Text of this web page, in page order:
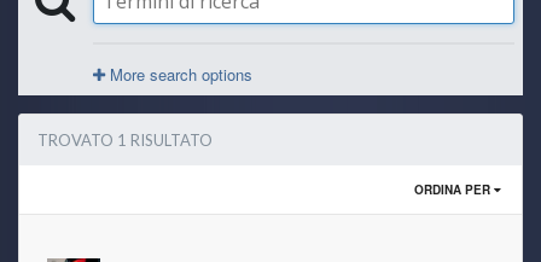
More search options
TROVATO 1 RISULTATO
ORDINA PER